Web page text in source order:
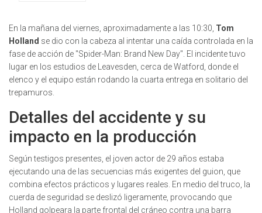
En la mañana del viernes, aproximadamente a las 10:30, Tom
Holland se dio con la cabeza al intentar una caída controlada en la
fase de acción de "Spider-Man: Brand New Day". El incidente tuvo
lugar en los estudios de Leavesden, cerca de Watford, donde el
elenco y el equipo están rodando la cuarta entrega en solitario del
trepamuros.
Detalles del accidente y su
impacto en la producción
Según testigos presentes, el joven actor de 29 años estaba
ejecutando una de las secuencias más exigentes del guion, que
combina efectos prácticos y lugares reales. En medio del truco, la
cuerda de seguridad se deslizó ligeramente, provocando que
Holland golpeara la parte frontal del cráneo contra una barra